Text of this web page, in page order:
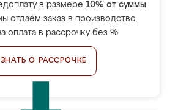
в размере 10% от суммы
отдаём заказ в производство.
оплата в рассрочку без %.
О РАССРОЧКЕ